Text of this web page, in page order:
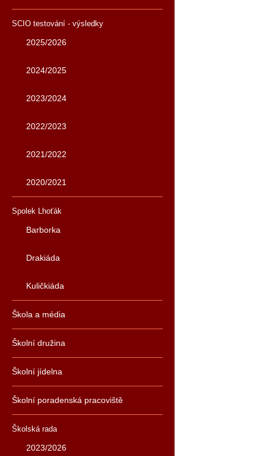
SCIO testování - výsledky
2025/2026
2024/2025
2023/2024
2022/2023
2021/2022
2020/2021
Spolek Lhoťák
Barborka
Drakiáda
Kuličkiáda
Škola a média
Školní družina
Školní jídelna
Školní poradenská pracoviště
Školská rada
2023/2026